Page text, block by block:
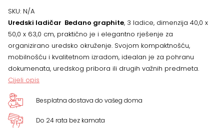
BOJA
SKU: N/A
Uredski ladičar Bedano graphite, 3 ladice, dimenzija 40,0 x
50,0 x 63,0 cm, praktično je i elegantno rješenje za
organizirano uredsko okruženje. Svojom kompaktnošću,
mobilnošću i kvalitetnom izradom, idealan je za pohranu
dokumenata, uredskog pribora ili drugih važnih predmeta.
Cijeli opis
Besplatna dostava do vašeg doma
Do 24 rata bez kamata